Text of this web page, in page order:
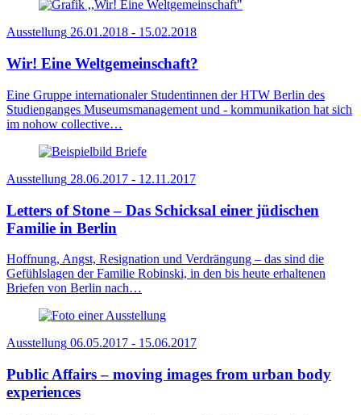
Ausstellung 26.01.2018 - 15.02.2018
Wir! Eine Weltgemeinschaft?
Eine Gruppe internationaler Studentinnen der HTW Berlin des
Studienganges Museumsmanagement und - kommunikation hat sich
im nohow collective…
Ausstellung 28.06.2017 - 12.11.2017
Letters of Stone – Das Schicksal einer jüdischen
Familie in Berlin
Hoffnung, Angst, Resignation und Verdrängung – das sind die
Gefühlslagen der Familie Robinski, in den bis heute erhaltenen
Briefen von Berlin nach…
Ausstellung 06.05.2017 - 15.06.2017
Public Affairs – moving images from urban body
experiences